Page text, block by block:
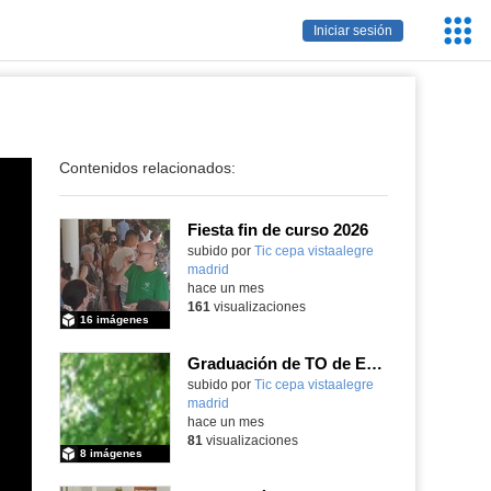
Iniciar sesión
Contenidos relacionados:
Fiesta fin de curso 2026
subido por Tic cepa vistaalegre
madrid
16 imágenes
hace un mes
161 visualizaciones
Graduación de TO de Empleo Doméstico
subido por Tic cepa vistaalegre
madrid
8 imágenes
hace un mes
81 visualizaciones